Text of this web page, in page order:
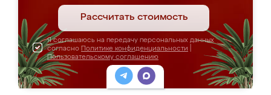
Рассчитать стоимость
Я соглашаюсь на передачу персональных данных
согласно Политике конфиденциальности
Пользовательскому соглашению